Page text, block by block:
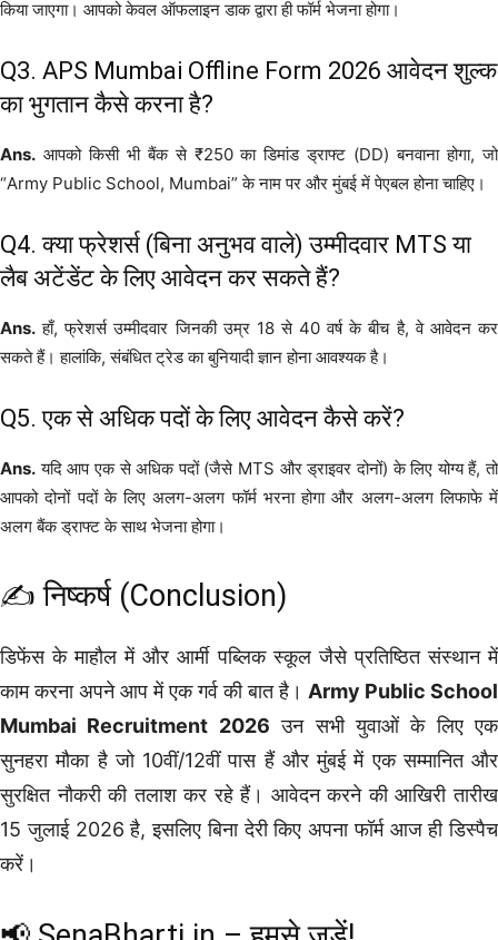
किया जाएगा। आपको केवल ऑफलाइन डाक द्वारा ही फॉर्म भेजना होगा।
Q3. APS Mumbai Offline Form 2026 आवेदन शुल्क
का भुगतान कैसे करना है?
Ans. आपको किसी भी बैंक से ₹250 का डिमांड ड्राफ्ट (DD) बनवाना होगा, जो
“Army Public School, Mumbai” के नाम पर और मुंबई में पेएबल होना चाहिए।
Q4. क्या फ्रेशर्स (बिना अनुभव वाले) उम्मीदवार MTS या
लैब अटेंडेंट के लिए आवेदन कर सकते हैं?
Ans. हाँ, फ्रेशर्स उम्मीदवार जिनकी उम्र 18 से 40 वर्ष के बीच है, वे आवेदन कर
सकते हैं। हालांकि, संबंधित ट्रेड का बुनियादी ज्ञान होना आवश्यक है।
Q5. एक से अधिक पदों के लिए आवेदन कैसे करें?
Ans. यदि आप एक से अधिक पदों (जैसे MTS और ड्राइवर दोनों) के लिए योग्य हैं, तो
आपको दोनों पदों के लिए अलग-अलग फॉर्म भरना होगा और अलग-अलग लिफाफे में
अलग बैंक ड्राफ्ट के साथ भेजना होगा।
✍️ निष्कर्ष (Conclusion)
डिफेंस के माहौल में और आर्मी पब्लिक स्कूल जैसे प्रतिष्ठित संस्थान में
काम करना अपने आप में एक गर्व की बात है। Army Public School
Mumbai Recruitment 2026 उन सभी युवाओं के लिए एक
सुनहरा मौका है जो 10वीं/12वीं पास हैं और मुंबई में एक सम्मानित और
सुरक्षित नौकरी की तलाश कर रहे हैं। आवेदन करने की आखिरी तारीख
15 जुलाई 2026 है, इसलिए बिना देरी किए अपना फॉर्म आज ही डिस्पैच
करें।